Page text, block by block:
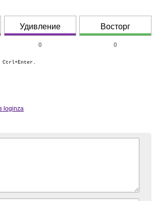
Удивление
0
Восторг
0
Ctrl+Enter.